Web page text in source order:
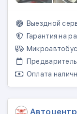
Выездной
Гарантия на
Оплата